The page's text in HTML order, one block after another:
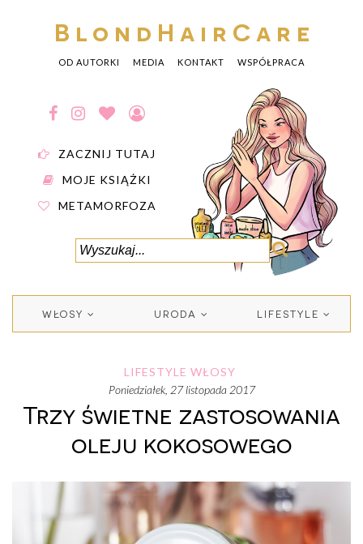
BlondHairCare
OD AUTORKI MEDIA KONTAKT WSPÓŁPRACA
ZACZNIJ TUTAJ
MOJE KSIĄŻKI
METAMORFOZA
WŁOSY URODA LIFESTYLE
LIFESTYLE WŁOSY
poniedziałek, 27 listopada 2017
Trzy świetne zastosowania
oleju kokosowego